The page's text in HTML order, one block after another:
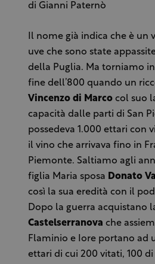
di Gianni Paternò
Il nome già indica che è un
uve che sono state
della Puglia. Ma torniamo
fine dell’800 quando un
Vincenzo di Marcocol suo
capacità dalle parti di San
possedeva 1.000 ettari con
il vino che arrivava fino in
Piemonte. Saltiamo agli
figlia Maria sposa Donato
così la sua eredità con il
Dopo la guerra acquistano
Castelserranova che
Flaminio e Iore portano ad
ettari di cui 200 vitati, 100